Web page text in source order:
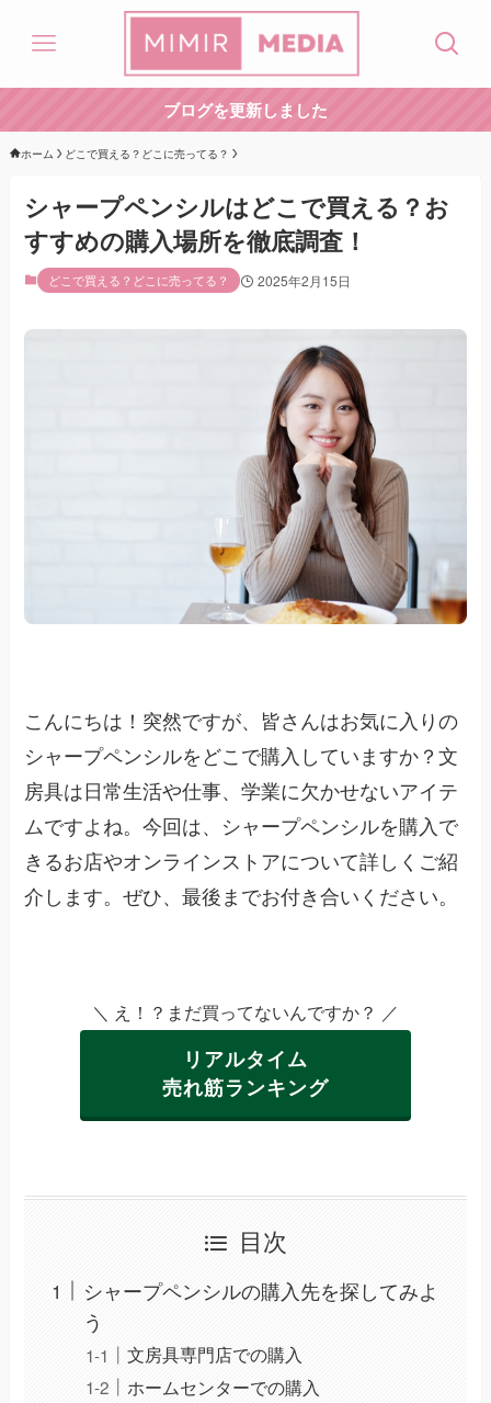
ブログを更新しました
ホーム どこで買える？どこに売ってる？
シャープペンシルはどこで買える？お
すすめの購入場所を徹底調査！
どこで買える？どこに売ってる？ 2025年2月15日
こんにちは！突然ですが、皆さんはお気に入りの
シャープペンシルをどこで購入していますか？文
房具は日常生活や仕事、学業に欠かせないアイテ
ムですよね。今回は、シャープペンシルを購入で
きるお店やオンラインストアについて詳しくご紹
介します。ぜひ、最後までお付き合いください。
＼ え！？まだ買ってないんですか？ ／
リアルタイム
売れ筋ランキング
目次
シャープペンシルの購入先を探してみよ
う
文房具専門店での購入
ホームセンターでの購入